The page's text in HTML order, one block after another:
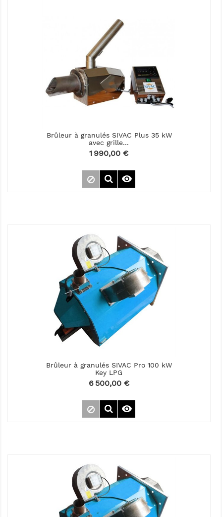
Brûleur à granulés SIVAC Plus 35 kW
avec grille...
Prix
1 990,00 €

Brûleur à granulés SIVAC Pro 100 kW
Key LPG
Prix
6 500,00 €
